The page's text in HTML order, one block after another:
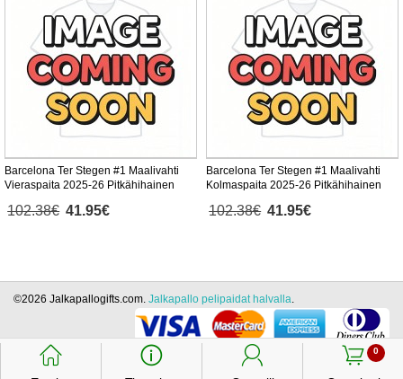
Barcelona Ter Stegen #1 Maalivahti
Vieraspaita 2025-26 Pitkähihainen
102.38€ 41.95€
Barcelona Ter Stegen #1 Maalivahti
Kolmaspaita 2025-26 Pitkähihainen
102.38€ 41.95€
󰃱 󰈢 󰃳 0
󰃦
©2026 Jalkapallogifts.com. Jalkapallo pelipaidat halvalla.